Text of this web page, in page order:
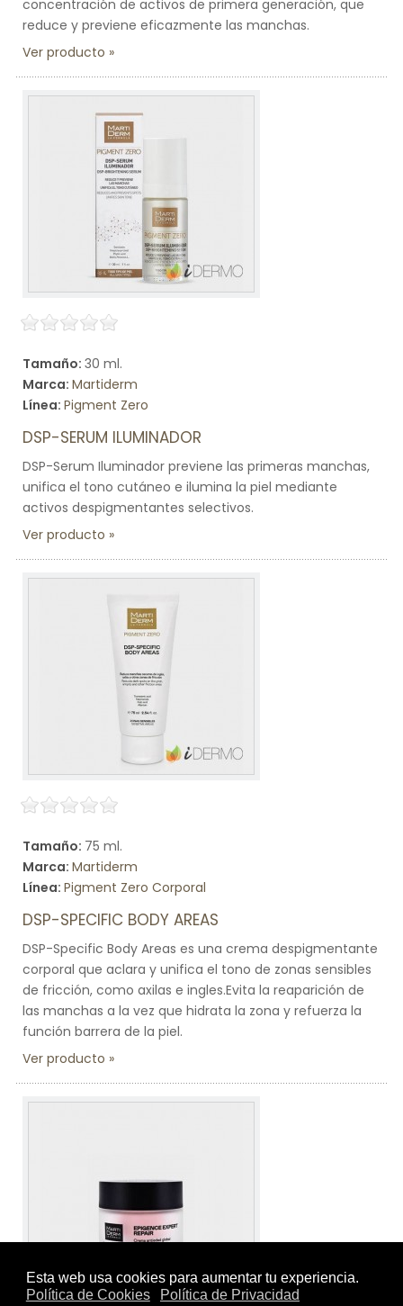
concentración de activos de primera generación, que
reduce y previene eficazmente las manchas.
Ver producto
Tamaño: 30 ml.
Marca: Martiderm
Línea: Pigment Zero
DSP-SERUM ILUMINADOR
DSP-Serum Iluminador previene las primeras manchas,
unifica el tono cutáneo e ilumina la piel mediante
activos despigmentantes selectivos.
Ver producto
Tamaño: 75 ml.
Marca: Martiderm
Línea: Pigment Zero Corporal
DSP-SPECIFIC BODY AREAS
DSP-Specific Body Areas es una crema despigmentante
corporal que aclara y unifica el tono de zonas sensibles
de fricción, como axilas e ingles.Evita la reaparición de
las manchas a la vez que hidrata la zona y refuerza la
función barrera de la piel.
Ver producto